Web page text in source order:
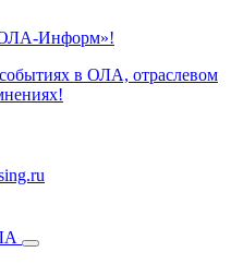
Информ»!
в ОЛА, отраслевом